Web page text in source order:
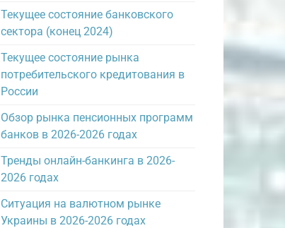
Текущее состояние банковского
сектора (конец 2024)
Текущее состояние рынка
потребительского кредитования в
России
Обзор рынка пенсионных программ
банков в 2026-2026 годах
Тренды онлайн-банкинга в 2026-
2026 годах
Ситуация на валютном рынке
Украины в 2026-2026 годах